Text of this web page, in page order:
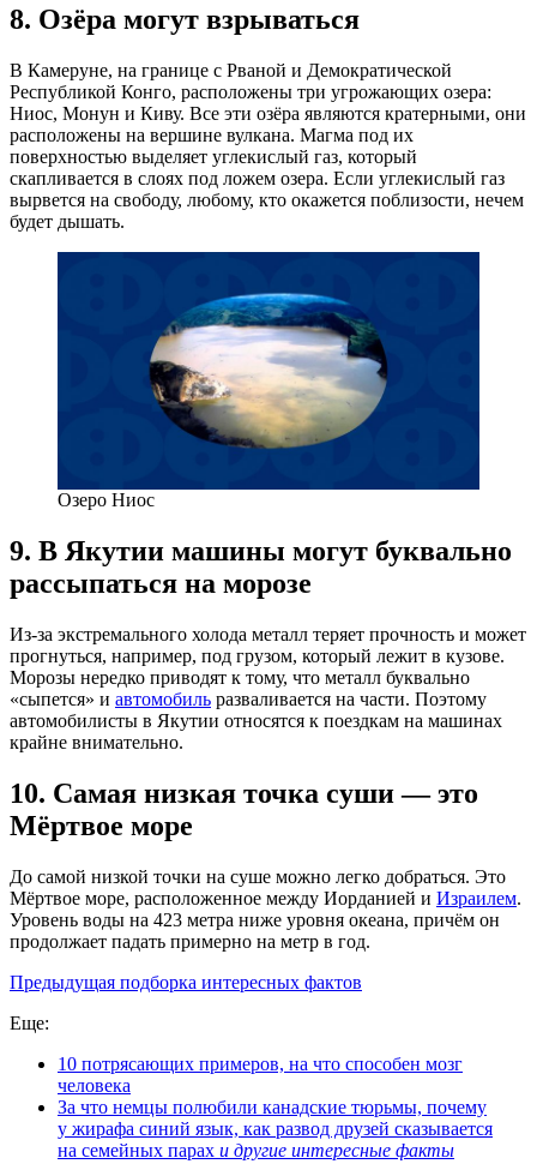
8. Озёра могут взрываться
В Камеруне, на границе с Рваной и Демократической
Республикой Конго, расположены три угрожающих озера:
Ниос, Монун и Киву. Все эти озёра являются кратерными, они
расположены на вершине вулкана. Магма под их
поверхностью выделяет углекислый газ, который
скапливается в слоях под ложем озера. Если углекислый газ
вырвется на свободу, любому, кто окажется поблизости, нечем
будет дышать.
Озеро Ниос
9. В Якутии машины могут буквально
рассыпаться на морозе
Из-за экстремального холода металл теряет прочность и может
прогнуться, например, под грузом, который лежит в кузове.
Морозы нередко приводят к тому, что металл буквально
«сыпется» и автомобиль разваливается на части. Поэтому
автомобилисты в Якутии относятся к поездкам на машинах
крайне внимательно.
10. Самая низкая точка суши — это
Мёртвое море
До самой низкой точки на суше можно легко добраться. Это
Мёртвое море, расположенное между Иорданией и Израилем.
Уровень воды на 423 метра ниже уровня океана, причём он
продолжает падать примерно на метр в год.
Предыдущая подборка интересных фактов
Еще:
10 потрясающих примеров, на что способен мозг
человека
За что немцы полюбили канадские тюрьмы, почему
у жирафа синий язык, как развод друзей сказывается
на семейных парах и другие интересные факты